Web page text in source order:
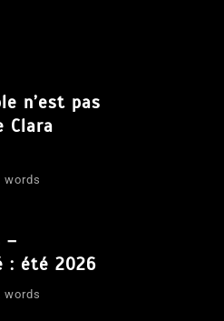
n’est pas
Clara
words
–
: été 2026
words